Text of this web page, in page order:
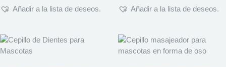
Añadir a la lista de deseos. Añadir a la lista de deseos.